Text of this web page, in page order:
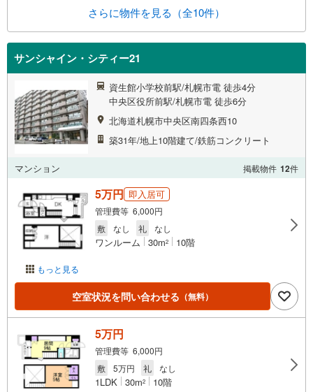
さらに物件を見る（全10件）
サンシャイン・シティー21
資生館小学校前駅/札幌市電 徒歩4分
中央区役所前駅/札幌市電 徒歩6分
北海道札幌市中央区南四条西10
築31年/地上10階建て/鉄筋コンクリート
マンション 掲載物件 12件
もっと見る
5万円 即入居可
管理費等 6,000円
敷
なし 礼 なし
ワンルーム 30m2 10階
空室状況を問い合わせる （無料）
5万円
管理費等 6,000円
敷
5万円 礼 なし
1LDK 30m2 10階